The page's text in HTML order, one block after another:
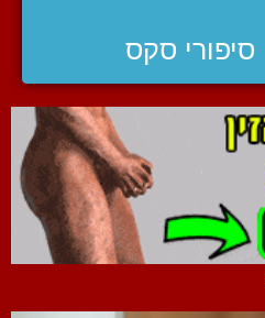
סיפורי סקס